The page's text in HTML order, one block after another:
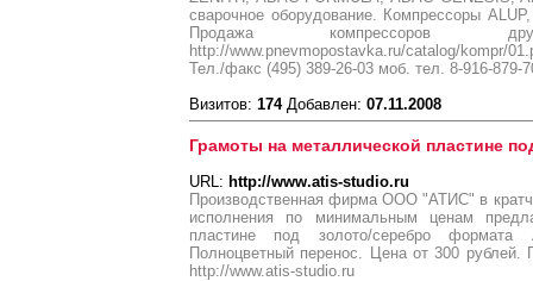
сварочное оборудование. Компрессоры
Продажа компрессоров
http://www.pnevmopostavka.ru/catalog/
Тел./факс (495) 389-26-03 моб. тел. 8-916-879-
Визитов: 174Добавлен: 07.11.2008
Грамоты на металлической пластине
URL: http://www.atis-studio.ru
Производственная фирма ООО "АТИС" в
исполнения по минимальным ценам
пластине под золото/серебро
Полноцветный перенос. Цена от 300 рублей.
http://www.atis-studio.ru